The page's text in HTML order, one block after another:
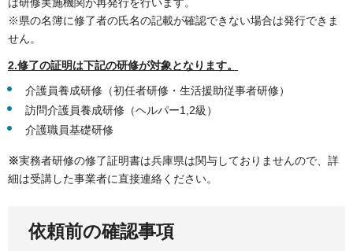
※県の名簿に修了者の氏名の記載が確認できない場合は発行できま
せん。
2.修了の証明は下記の研修が対象となります。
介護員養成研修（初任者研修・生活援助従事者研修）
訪問介護員養成研修（ヘルパー1,2級）
介護職員基礎研修
※実務者研修の修了証明書は兵庫県は関与しておりませんので、詳
細は受講した事業者に直接連絡ください。
依頼前の確認事項